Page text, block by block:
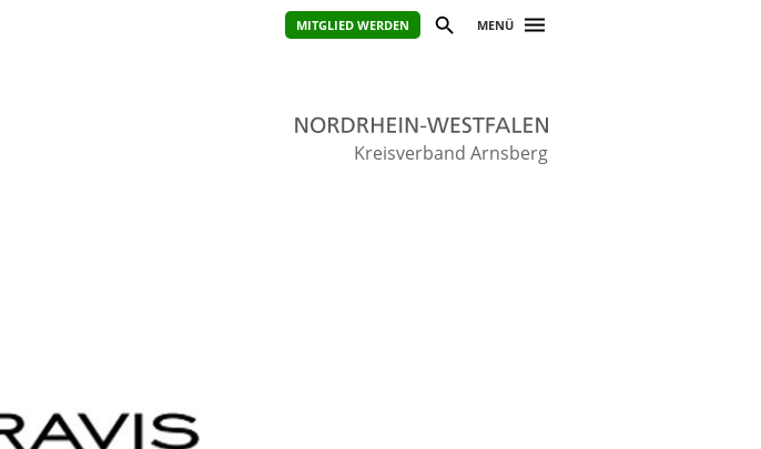
MITGLIED WERDEN MENÜ
Kreisverband Arnsberg